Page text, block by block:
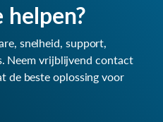
helpen?
snelheid, support,
Neem vrijblijvend contact
de beste oplossing voor